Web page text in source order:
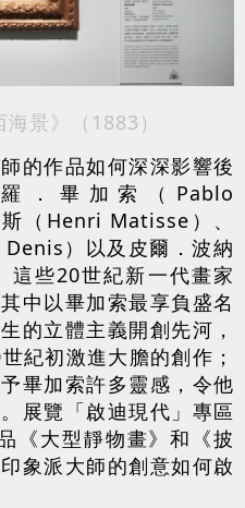
景》（1883）
的作品如何深深影響後
．畢加索（Pablo
（Henri Matisse）、
）以及皮爾．波納
些20世紀新一代畫家
中以畢加索最享負盛名
立體主義開創先河，
紀初激進大膽的創作；
畢加索許多靈感，令他
展覽「啟迪現代」專區
《大型靜物畫》和《披
象派大師的創意如何啟